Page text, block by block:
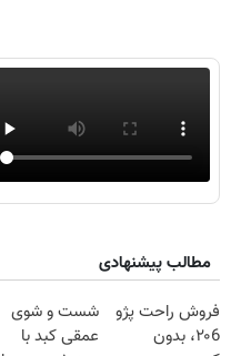
مطالب پیشنهادی
فروش راحت پژو
۲۰6، بدون
شست و شوی
عمقی کبد با